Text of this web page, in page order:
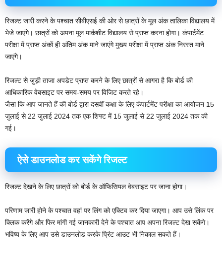
रिजल्ट जारी करने के पश्चात सीबीएसई की ओर से छात्रों के मूल अंक तालिका विद्यालय में
भेजे जाएंगे। छात्रों को अपना मूल मार्कशीट विद्यालय से प्राप्त करना होगा। कंपार्टमेंट
परीक्षा में प्राप्त अंकों ही अंतिम अंक माने जाएंगे मुख्य परीक्षा में प्राप्त अंक निरस्त माने
जाएंगे।
रिजल्ट से जुड़ी ताजा अपडेट प्राप्त करने के लिए छात्रों से आगरा है कि बोर्ड की
आधिकारिक वेबसाइट पर समय-समय पर विजिट करते रहे।
जैसा कि आप जानते हैं की बोर्ड द्वारा दसवीं कक्षा के लिए कंपार्टमेंट परीक्षा का आयोजन 15
जुलाई से 22 जुलाई 2024 तक एक शिफ्ट में 15 जुलाई से 22 जुलाई 2024 तक की
गई।
ऐसे डाउनलोड कर सकेंगे रिजल्ट
रिजल्ट देखने के लिए छात्रों को बोर्ड के ऑफिसियल वेबसाइट पर जाना होगा।
परिणाम जारी होने के पश्चात वहां पर लिंग को एक्टिव कर दिया जाएगा। आप उसे लिंक पर
क्लिक करेंगे और फिर मांगी गई जानकारी देने के पश्चात आप अपना रिजल्ट देख सकेंगे।
भविष्य के लिए आप उसे डाउनलोड करके प्रिंट आउट भी निकाल सकते हैं।